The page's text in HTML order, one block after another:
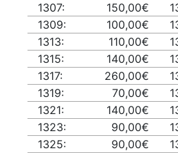
1307:
150,00€
1309:
100,00€
1313:
110,00€
1315:
140,00€
1317:
260,00€
1319:
70,00€
1321:
140,00€
1323:
90,00€
1325:
90,00€